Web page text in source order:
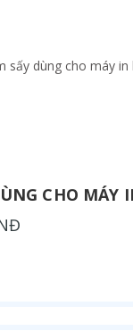
CHO MÁY